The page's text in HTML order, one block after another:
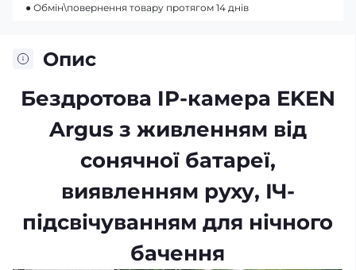
Опис
Бездротова IP-камера EKEN
Argus з живленням від
сонячної батареї,
виявленням руху, ІЧ-
підсвічуванням для нічного
бачення
● Обмін\повернення товару протягом 14 днів